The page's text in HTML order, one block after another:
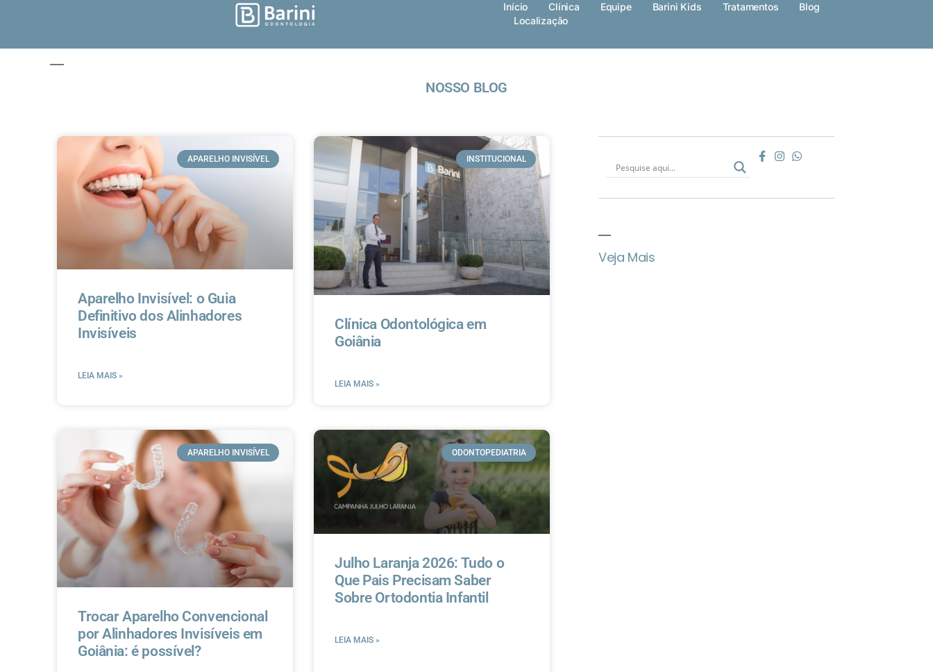
Início Clínica Equipe Barini Kids Tratamentos
Blog
Localização
NOSSO BLOG
APARELHO INVISÍVEL
Aparelho Invisível: o Guia
Definitivo dos Alinhadores
Invisíveis
LEIA MAIS »
INSTITUCIONAL
Clínica Odontológica em
Goiânia
LEIA MAIS »
APARELHO INVISÍVEL
Trocar Aparelho Convencional
por Alinhadores Invisíveis em
Goiânia: é possível?
ODONTOPEDIATRIA
Julho Laranja 2026: Tudo o
Que Pais Precisam Saber
Sobre Ortodontia Infantil
LEIA MAIS »
Veja Mais